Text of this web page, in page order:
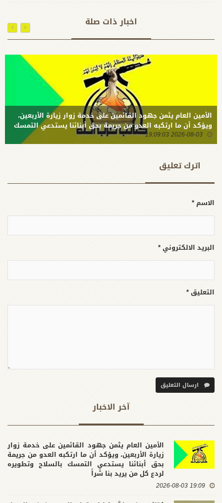
تداعيات
يكون أمام
شعوبنا
خيار غير
مواجهتها
بالمقاومة
مقدسات
الشعب
وقواه
الأمنية
اخبار ذات صلة
الأمين العام يثمن جهود القائمين على خدمة زوار زيارة الأربعين،
ويؤكد أن ما ارتكبه العدو من جريمة بحق أبنائنا يستدعي التمسك
بالسلاح وتطويره لردع كل من يريد بنا شراً
2026-08-03 19:09:03
اترك تعلیق
الاسم *
البريد الالكتروني *
التعليق *
ارسال التعليق
آخر الاخبار
الأمين العام يثمن جهود القائمين على خدمة زوار
زيارة الأربعين، ويؤكد أن ما ارتكبه العدو من جريمة
بحق أبنائنا يستدعي التمسك بالسلاح وتطويره
لردع كل من يريد بنا شراً
19:09 2026-08-03